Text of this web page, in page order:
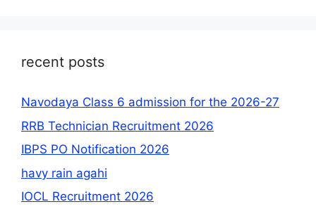
recent posts
Navodaya Class 6 admission for the 2026-27
RRB Technician Recruitment 2026
IBPS PO Notification 2026
havy rain agahi
IOCL Recruitment 2026